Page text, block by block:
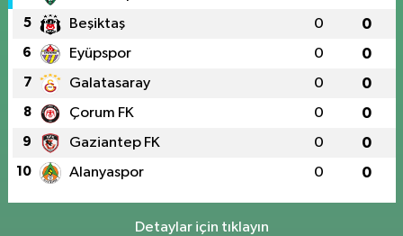
5 Beşiktaş 0 0
6 Eyüpspor 0 0
7 Galatasaray 0 0
8 Çorum FK 0 0
9 Gaziantep FK 0 0
10 Alanyaspor 0 0
Detaylar için tıklayın